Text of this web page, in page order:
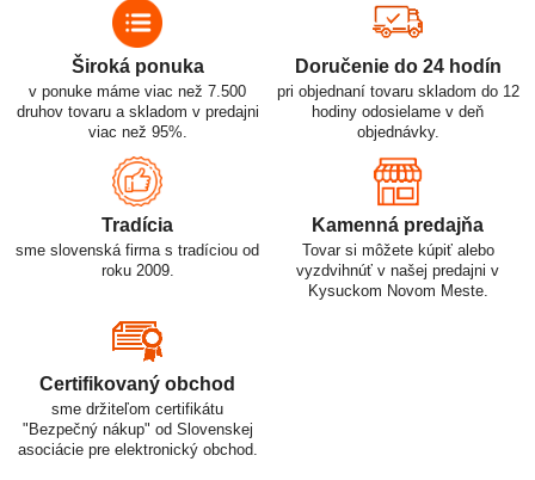
Široká ponuka
v ponuke máme viac než 7.500
druhov tovaru a skladom v predajni
viac než 95%.
Doručenie do 24 hodín
pri objednaní tovaru skladom do 12
hodiny odosielame v deň
objednávky.
Tradícia
sme slovenská firma s tradíciou od
roku 2009.
Kamenná predajňa
Tovar si môžete kúpiť alebo
vyzdvihnúť v našej predajni v
Kysuckom Novom Meste.
Certifikovaný obchod
sme držiteľom certifikátu
"Bezpečný nákup" od Slovenskej
asociácie pre elektronický obchod.